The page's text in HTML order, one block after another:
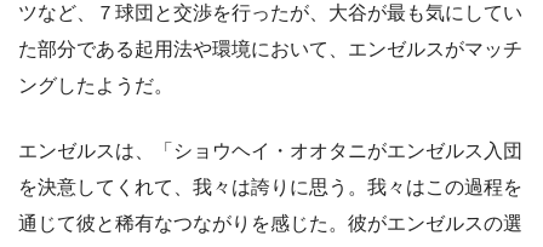
ツなど、７球団と交渉を行ったが、大谷が最も気にしてい
た部分である起用法や環境において、エンゼルスがマッチ
ングしたようだ。
エンゼルスは、
「ショウヘイ・オオタニがエンゼルス入団
を決意してくれて、我々は誇りに思う。我々はこの過程を
通じて彼と稀有なつながりを感じた。彼がエンゼルスの選